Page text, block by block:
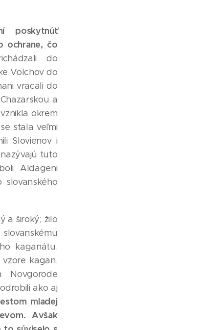
poskytnúť
ochrane, čo
do
Volchov do
vracali do
a
okrem
stala veľmi
Slovienov i
tuto
Aldageni
a široký; žilo
kaganátu.
kagan.
ako aj
mladej
Avšak